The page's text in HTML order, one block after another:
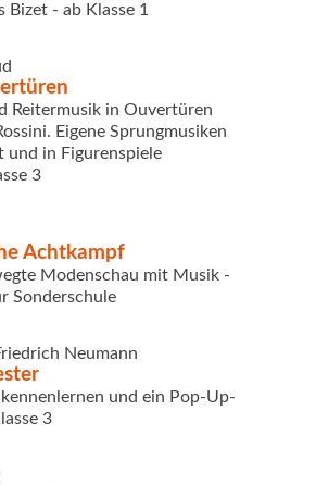
Bizet - ab Klasse 1
Reitermusik in Ouvertüren
Eigene Sprungmusiken
in Figurenspiele
3
Achtkampf
Modenschau mit Musik -
Sonderschule
Neumann
und ein Pop-Up-
3